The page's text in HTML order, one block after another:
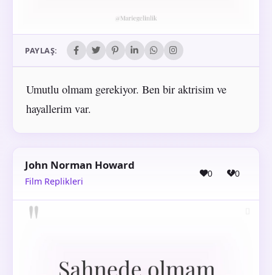
PAYLAŞ:
Umutlu olmam gerekiyor. Ben bir aktrisim ve
hayallerim var.
John Norman Howard
Film Replikleri
0 0